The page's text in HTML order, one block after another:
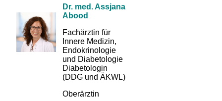
Dr. med. Assjana
Abood
Fachärztin für
Innere Medizin,
Endokrinologie
und Diabetologie
Diabetologin
(DDG und ÄKWL)
Oberärztin